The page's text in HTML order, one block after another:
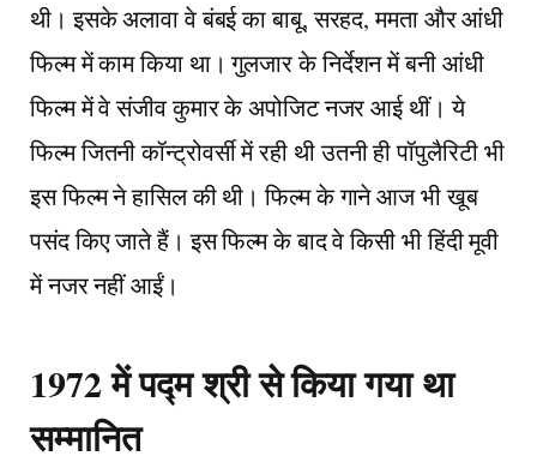
थी। इसके अलावा वे बंबई का बाबू, सरहद, ममता और आंधी
फिल्म में काम किया था। गुलजार के निर्देशन में बनी आंधी
फिल्म में वे संजीव कुमार के अपोजिट नजर आई थीं। ये
फिल्म जितनी कॉन्ट्रोवर्सी में रही थी उतनी ही पॉपुलैरिटी भी
इस फिल्म ने हासिल की थी। फिल्म के गाने आज भी खूब
पसंद किए जाते हैं। इस फिल्म के बाद वे किसी भी हिंदी मूवी
में नजर नहीं आईं।
1972 में पद्म श्री से किया गया था
सम्मानित